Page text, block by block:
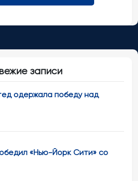
записи
одержала победу над
«Нью-Йорк Сити» со